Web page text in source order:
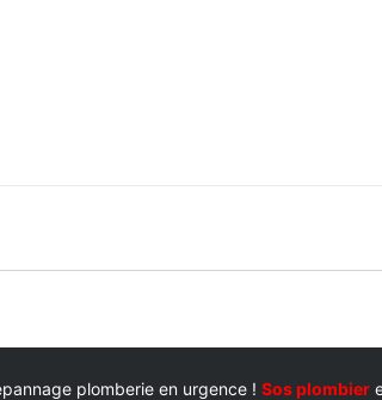
plomberie en urgence ! Sos plombier